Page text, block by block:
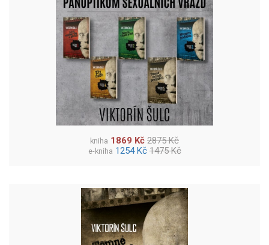
kniha 1869 Kč 2875 Kč
e-kniha 1254 Kč 1475 Kč